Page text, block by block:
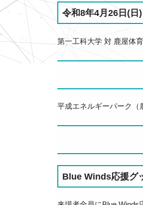
令和8年4月26日(日)
第一工科大学 対 鹿屋
平成エネルギーパーク（
Blue Winds応援グ